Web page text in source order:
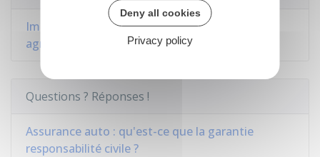
Immatriculation des tracteurs et des véhicules
agricoles
Questions ? Réponses !
Assurance auto : qu'est-ce que la garantie
responsabilité civile ?
Deny all cookies
Privacy policy